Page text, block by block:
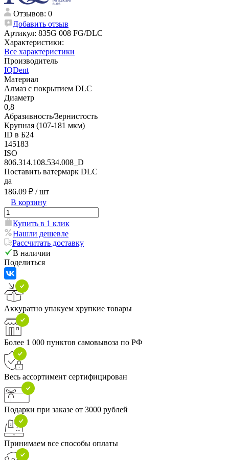
Отзывов: 0
Добавить отзыв
Артикул: 835G 008 FG/DLC
Характеристики:
Все характеристики
Производитель
IQDent
Материал
Алмаз с покрытием DLC
Диаметр
0,8
Абразивность/Зернистость
Крупная (107-181 мкм)
ID в Б24
145183
ISO
806.314.108.534.008_D
Поставить ватермарк DLC
да
186.09 ₽ / шт
В корзину
Купить в 1 клик
Нашли дешевле
Рассчитать доставку
В наличии
Поделиться
Аккуратно упакуем хрупкие товары
Более 1 000 пунктов самовывоза по РФ
Весь ассортимент сертифицирован
Подарки при заказе от 3000 рублей
Принимаем все способы оплаты